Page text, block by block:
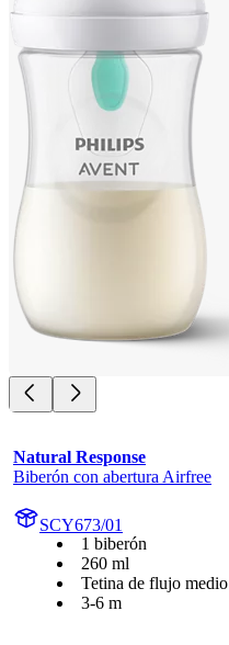
Natural Response
Biberón con abertura Airfree
SCY673/01
1 biberón
260 ml
Tetina de flujo medio
3-6 m